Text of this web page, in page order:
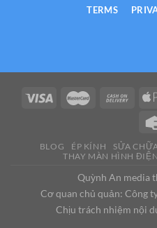
TERMS
BLOG ÉP KÍNH SỬA
THAY MÀN HÌNH
Quỳnh An media
Cơ quan chủ quản: Công
Chịu trách nhiệm nội